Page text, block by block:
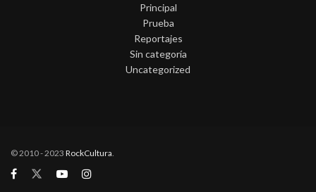
Principal
Prueba
Reportajes
Sin categoría
Uncategorized
© 2010 - 2023 RockCultura